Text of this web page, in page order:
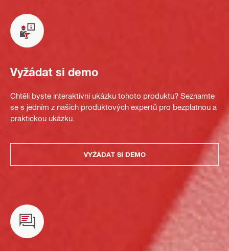
Vyžádat si demo
Chtěli byste interaktivní ukázku tohoto produktu? Seznamte
se s jedním z našich produktových expertů pro bezplatnou a
praktickou ukázku.
VYŽÁDAT SI DEMO